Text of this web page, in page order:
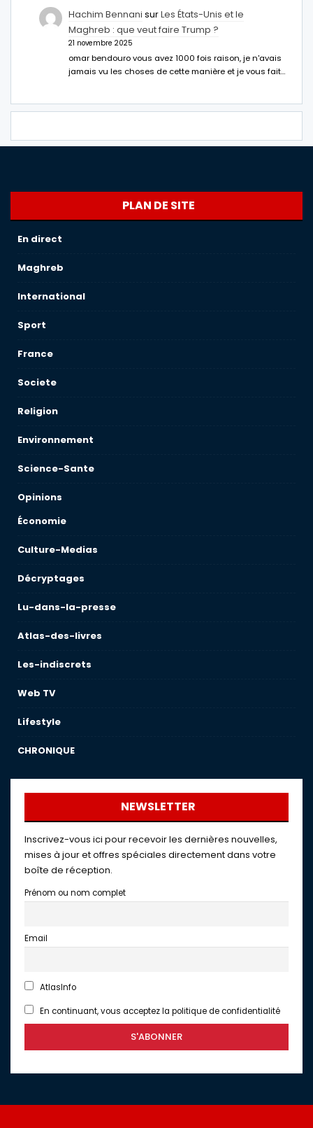
Hachim Bennani surLes États-Unis et le
Maghreb : que veut faire Trump ?
21 novembre 2025
omar bendouro vous avez 1000 fois raison, je n'avais
jamais vu les choses de cette manière et je vous fait…
PLAN DE SITE
En direct
Maghreb
International
Sport
France
Societe
Religion
Environnement
Science-Sante
Opinions
Économie
Culture-Medias
Décryptages
Lu-dans-la-presse
Atlas-des-livres
Les-indiscrets
Web TV
Lifestyle
CHRONIQUE
NEWSLETTER
Inscrivez-vous ici pour recevoir les dernières nouvelles,
mises à jour et offres spéciales directement dans votre
boîte de réception.
Prénom ou nom complet
Email
AtlasInfo
En continuant, vous acceptez la politique de confidentialité